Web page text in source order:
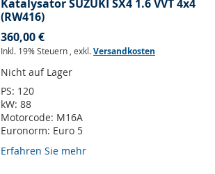
Katalysator SUZUKI SX4 1.6 VVT 4x4
(RW416)
360,00 €
Inkl. 19% Steuern , exkl.Versandkosten
Nicht auf Lager
PS: 120
kW: 88
Motorcode: M16A
Euronorm: Euro 5
Erfahren Sie mehr